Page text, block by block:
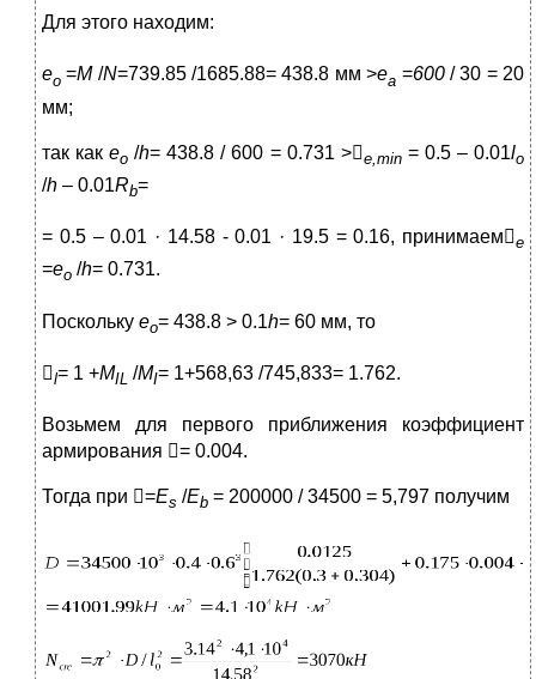
Для этого находим:
ео =M /N=739.85 /1685.88= 438.8 мм >еа =600 / 30 = 20
мм;
так какео/h= 438.8 / 600 = 0.731 >e,min = 0.5 – 0.01lo
/h – 0.01Rb=
= 0.5 – 0.01 · 14.58 - 0.01 · 19.5 = 0.16, принимаеме
=ео /h= 0.731.
Поскольку ео= 438.8 > 0.1h= 60 мм, то
l= 1 +MIL /MI= 1+568,63 /745,833= 1.762.
Возьмем для первого приближения коэффициент
армирования = 0.004.
Тогда при =Es /Eb = 200000 / 34500 = 5,797 получим